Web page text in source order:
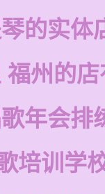
的实体
福州的
年会排
培训学